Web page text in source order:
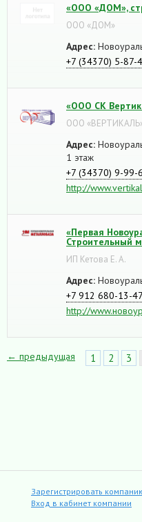
«ООО «ДОМ»,
ООО «ДОМ»
Адрес:
+7 (34370) 5-87-
«ООО СК
ООО
Адрес:
1 этаж
+7 (34370) 9-99-
http://
«Первая
Строительный
ИП Кетова Е. А.
Адрес:
+7 912 680-13-47
http://
← предыдущая 1 2 3
Зарегистрировать
Вход в кабинет компании